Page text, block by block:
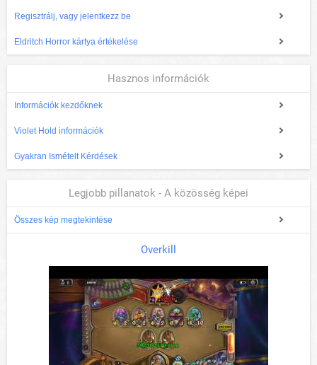
Regisztrálj, vagy jelentkezz be
Eldritch Horror kártya értékelése
Hasznos információk
Információk kezdőknek
Violet Hold információk
Gyakran Ismételt Kérdések
Legjobb pillanatok - A közösség képei
Összes kép megtekintése
Overkill